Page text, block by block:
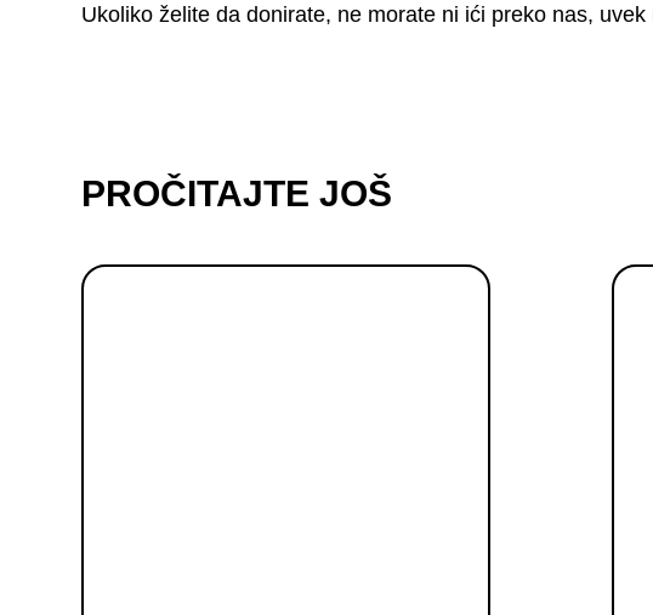
Ukoliko želite da donirate, ne morate ni ići preko nas,
PROČITAJTE JOŠ